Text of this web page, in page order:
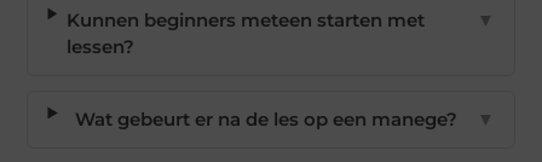
Kunnen beginners meteen starten met
lessen?
▼
Wat gebeurt er na de les op een manege? ▼